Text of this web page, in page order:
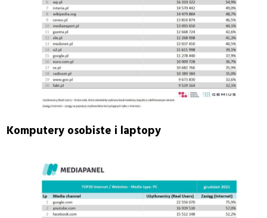
Komputery osobiste i laptopy